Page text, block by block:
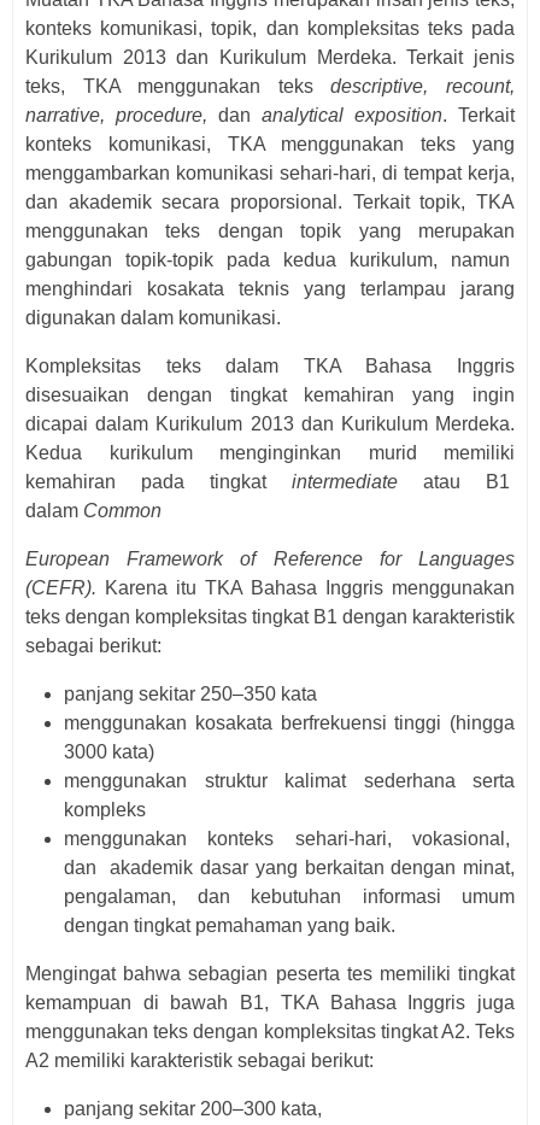
konteks komunikasi, topik, dan kompleksitas teks pada
Kurikulum 2013 dan Kurikulum Merdeka. Terkait jenis
teks, TKA menggunakan teksdescriptive, recount,
narrative, procedure, dan analytical exposition. Terkait
konteks komunikasi, TKA menggunakan teks yang
menggambarkan komunikasi sehari-hari, di tempat kerja,
dan akademik secara proporsional. Terkait topik, TKA
menggunakan teks dengan topik yang merupakan
gabungan topik-topik pada kedua kurikulum, namun
menghindari kosakata teknis yang terlampau jarang
digunakan dalam komunikasi.
Kompleksitas teks dalam TKA Bahasa Inggris
disesuaikan dengan tingkat kemahiran yang ingin
dicapai dalam Kurikulum 2013 dan Kurikulum Merdeka.
Kedua kurikulum menginginkan murid memiliki
kemahiran pada tingkat intermediate atau B1
dalam Common
European Framework of Reference for Languages
(CEFR). Karena itu TKA Bahasa Inggris menggunakan
teks dengan kompleksitas tingkat B1 dengan karakteristik
sebagai berikut:
panjang sekitar 250–350 kata
menggunakan kosakata berfrekuensi tinggi (hingga
3000 kata)
menggunakan struktur kalimat sederhana serta
kompleks
menggunakan konteks sehari-hari, vokasional,
dan akademik dasar yang berkaitan dengan minat,
pengalaman, dan kebutuhan informasi umum
dengan tingkat pemahaman yang baik.
Mengingat bahwa sebagian peserta tes memiliki tingkat
kemampuan di bawah B1, TKA Bahasa Inggris juga
menggunakan teks dengan kompleksitas tingkat A2. Teks
A2 memiliki karakteristik sebagai berikut:
panjang sekitar 200–300 kata,